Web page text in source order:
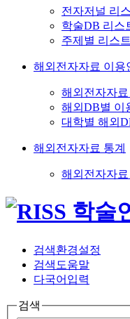
전자저널 리
학술DB 리스
주제별 리스트
해외전자자료 이용
해외전자자
해외DB별 이
대학별 해외
해외전자자료 통계
해외전자자료
검색환경설정
검색도움말
다국어입력
검색